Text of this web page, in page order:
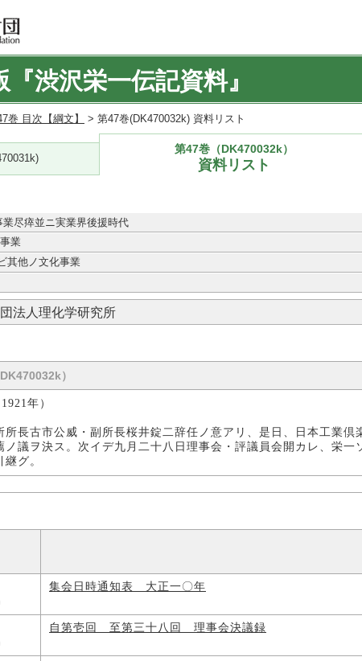
渋沢栄一伝記資料』
巻 目次【綱文】 > 第47巻(DK470032k) 資料リスト
第47巻（DK470032k）
資料リスト
尽瘁並ニ実業界後援時代
業
他ノ文化事業
法人理化学研究所
）
年）
所長古市公威・副所長桜井錠二辞任ノ意アリ、是日、日本工業
ノ議ヲ決ス。次イデ九月二十八日理事会・評議員会開カレ、栄
グ。
集会日時通知表 大正一〇年
自第壱回 至第三十八回 理事会決議録